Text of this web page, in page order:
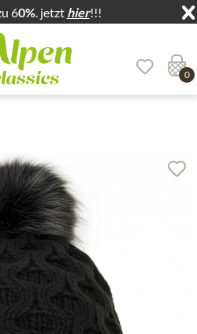
60%. jetzt hier!!!
Hauptbereich springen
0